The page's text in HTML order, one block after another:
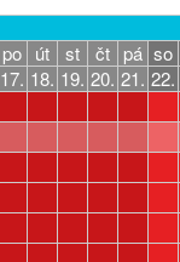
po út st čt pá so
17. 18. 19. 20. 21. 22.